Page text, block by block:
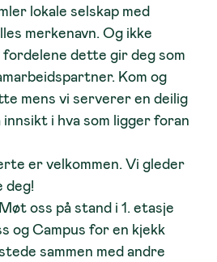
lokale selskap med
merkenavn. Og ikke
fordelene dette gir deg som
Kom og
mens vi serverer en deilig
i hva som ligger foran
er velkommen. Vi gleder
deg!
oss på stand i 1. etasje
og Campus for en kjekk
sammen med andre